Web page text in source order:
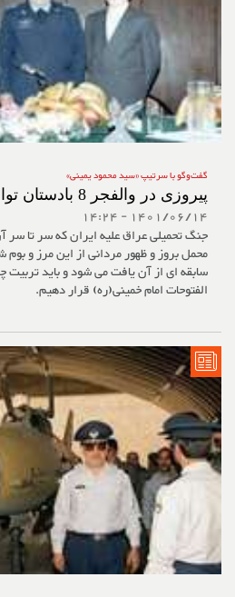
گفت‌وگو با سرتیپ «سید محمود یمینی»
پیروزی در والفجر 8 بادستان توانای فرمانده
1401/06/14 - 14:24
جنگ تحمیلی عراق علیه ایران که سر تا سر
محمل بروز و ظهور مردانی از این مرز و
سابقه ای از آن یافت می شود و باید تربیت
الفتوحات امام خمینی(ره) قرار دهیم.